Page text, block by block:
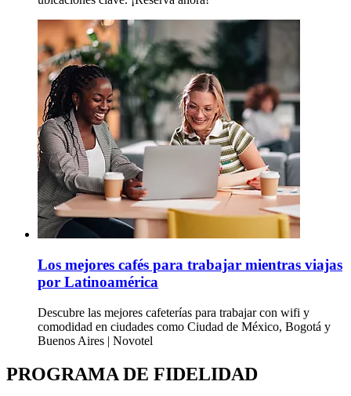
Los mejores cafés para trabajar mientras viajas
por Latinoamérica
Descubre las mejores cafeterías para trabajar con wifi y
comodidad en ciudades como Ciudad de México, Bogotá y
Buenos Aires | Novotel
PROGRAMA DE FIDELIDAD